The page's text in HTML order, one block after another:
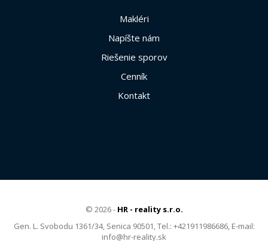
Makléri
Napíšte nám
Riešenie sporov
Cenník
Kontakt
© 2026 - HR - reality s.r.o.
Gen. L. Svobodu 1361/34, Senica 90501, Tel.: +421911986686, E-mail:
info@hr-reality.sk